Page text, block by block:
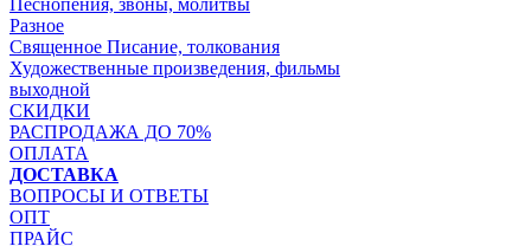
Песнопения, звоны, молитвы
Разное
Священное Писание, толкования
Художественные произведения, фильмы
выходной
СКИДКИ
РАСПРОДАЖА ДО 70%
ОПЛАТА
ДОСТАВКА
ВОПРОСЫ И ОТВЕТЫ
ОПТ
ПРАЙС